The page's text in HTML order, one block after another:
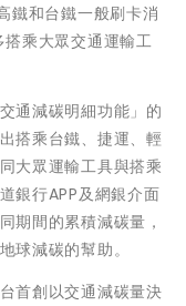
鐵和台鐵一般刷卡消
乘大眾交通運輸工
通減碳明細功能」的
搭乘台鐵、捷運、輕
大眾運輸工具與搭乘
銀行APP及網銀介面
期間的累積減碳量，
球減碳的幫助。
首創以交通減碳量決